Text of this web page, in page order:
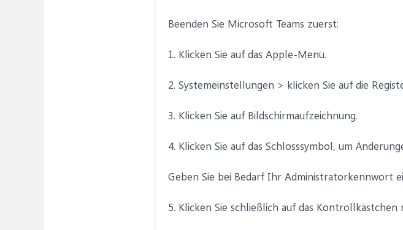
Beenden Sie Microsoft Teams zuerst:
1. Klicken Sie auf das Apple-Menü.
2. Systemeinstellungen > klicken Sie auf die
3. Klicken Sie auf Bildschirmaufzeichnung.
4. Klicken Sie auf das Schlosssymbol, um
Geben Sie bei Bedarf Ihr Administratorkennwort
5. Klicken Sie schließlich auf das Kontrollkästchen